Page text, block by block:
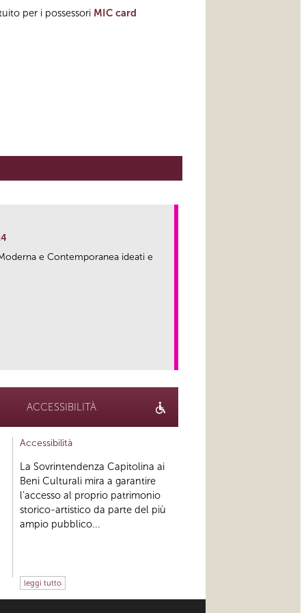
per i possessori MIC card
e Contemporanea ideati e
ACCESSIBILITÀ
Accessibilità
La Sovrintendenza Capitolina ai
Beni Culturali mira a garantire
l’accesso al proprio patrimonio
storico-artistico da parte del più
ampio pubblico...
leggi tutto